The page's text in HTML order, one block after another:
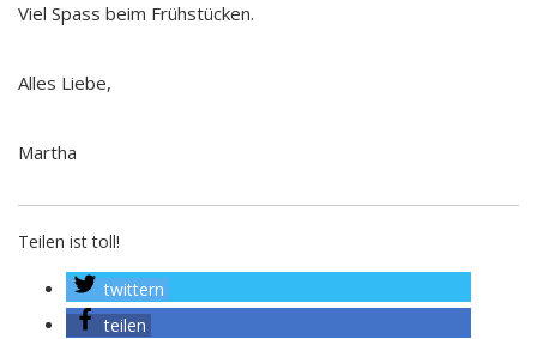
Viel Spass beim Frühstücken.
Alles Liebe,
Martha
Teilen ist toll!
twittern
teilen